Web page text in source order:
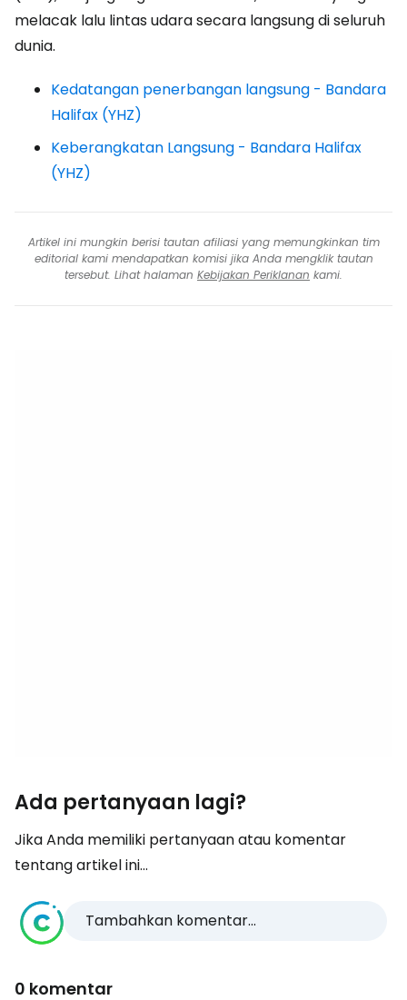
melacak lalu lintas udara secara langsung di seluruh
dunia.
Kedatangan penerbangan langsung - Bandara
Halifax (YHZ)
Keberangkatan Langsung - Bandara Halifax
(YHZ)
Artikel ini mungkin berisi tautan afiliasi yang memungkinkan tim
editorial kami mendapatkan komisi jika Anda mengklik tautan
tersebut. Lihat halaman Kebijakan Periklanan kami.
Ada pertanyaan lagi?
Jika Anda memiliki pertanyaan atau komentar
tentang artikel ini...
Tambahkan komentar...
0 komentar